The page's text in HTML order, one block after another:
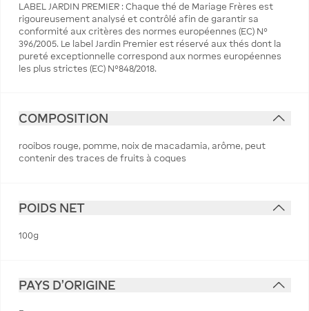
LABEL JARDIN PREMIER : Chaque thé de Mariage Frères est
rigoureusement analysé et contrôlé afin de garantir sa
conformité aux critères des normes européennes (EC) N°
396/2005. Le label Jardin Premier est réservé aux thés dont la
pureté exceptionnelle correspond aux normes européennes
les plus strictes (EC) N°848/2018.
COMPOSITION
rooibos rouge, pomme, noix de macadamia, arôme, peut
contenir des traces de fruits à coques
POIDS NET
100g
PAYS D'ORIGINE